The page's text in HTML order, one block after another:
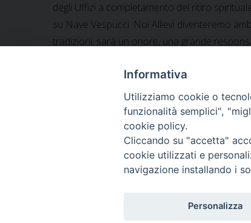
degli Uffizi a completamento del ritiro
su Nave Vespucci. Noi Allievi diventeremo
tradizioni: sarà un onore, una grande
Via Crucis (rappresentazione sacra) stasera
Informativa
Utilizziamo cookie o
funzionalità semplici",
cookie policy.
Cliccando su "accetta"
cookie utilizzati e
navigazione installando i
Personalizza